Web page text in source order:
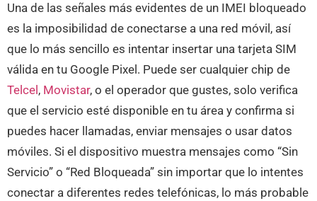
Una de las señales más evidentes de un IMEI bloqueado
es la imposibilidad de conectarse a una red móvil, así
que lo más sencillo es intentar insertar una tarjeta SIM
válida en tu Google Pixel. Puede ser cualquier chip de
Telcel , Movistar, o el operador que gustes, solo verifica
que el servicio esté disponible en tu área y confirma si
puedes hacer llamadas, enviar mensajes o usar datos
móviles. Si el dispositivo muestra mensajes como “Sin
Servicio” o “Red Bloqueada” sin importar que lo intentes
conectar a diferentes redes telefónicas, lo más probable